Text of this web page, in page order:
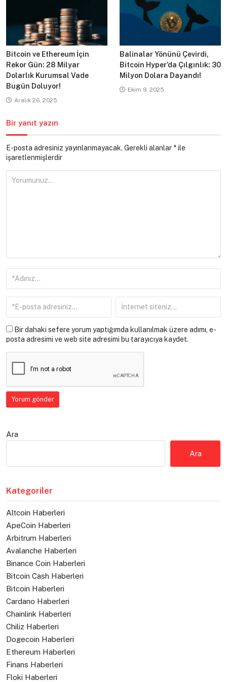
Bitcoin ve Ethereum İçin
Rekor Gün: 28 Milyar
Dolarlık Kurumsal Vade
Bugün Doluyor!
Aralık 26, 2025
Balinalar Yönünü Çevirdi,
Bitcoin Hyper’da Çılgınlık: 30
Milyon Dolara Dayandı!
Ekim 9, 2025
Bir yanıt yazın
E-posta adresiniz yayınlanmayacak. Gerekli alanlar *ile
işaretlenmişlerdir
Bir dahaki sefere yorum yaptığımda kullanılmak üzere adımı, e-
posta adresimi ve web site adresimi bu tarayıcıya kaydet.
Ara
Ara
Kategoriler
Altcoin Haberleri
ApeCoin Haberleri
Arbitrum Haberleri
Avalanche Haberleri
Binance Coin Haberleri
Bitcoin Cash Haberleri
Bitcoin Haberleri
Cardano Haberleri
Chainlink Haberleri
Chiliz Haberleri
Dogecoin Haberleri
Ethereum Haberleri
Finans Haberleri
Floki Haberleri